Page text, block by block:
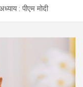
: पीएम मोदी